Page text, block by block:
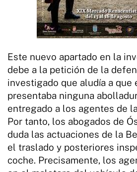
Este nuevo apartado en la
debe a la petición de la
investigado que aludía a que
presentaba ninguna
entregado a los agentes de
Por tanto, los abogados de
duda las actuaciones de la
el traslado y posteriores
coche. Precisamente, los